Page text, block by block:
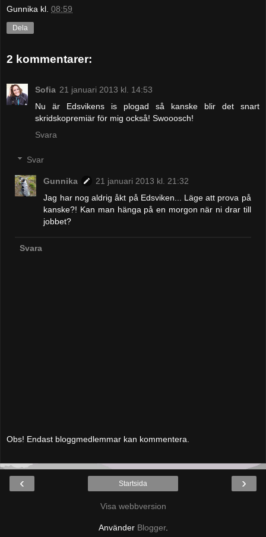
Gunnika kl. 08:59
Dela
2 kommentarer:
Sofia 21 januari 2013 kl. 14:53
Nu är Edsvikens is plogad så kanske blir det snart
skridskopremiär för mig också! Swooosch!
Svara
Svar
Gunnika
21 januari 2013 kl. 21:32
Jag har nog aldrig åkt på Edsviken... Läge att prova på
kanske?! Kan man hänga på en morgon när ni drar till
jobbet?
Svara
Obs! Endast bloggmedlemmar kan kommentera.
‹ ›
Startsida
Visa webbversion
Använder Blogger.